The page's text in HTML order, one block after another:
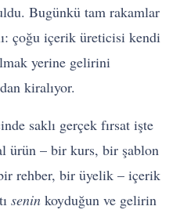
Bugünkü tam rakamlar
çoğu içerik üreticisi kendi
yerine gelirini
kiralıyor.
saklı gerçek fırsat işte
ürün – bir kurs, bir şablon
rehber, bir üyelik – içerik
senin koyduğun ve gelirin